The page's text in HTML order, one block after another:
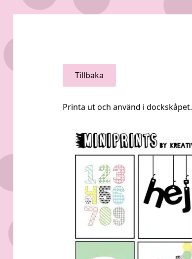
Tillbaka
Printa ut och använd i dockskåpet.